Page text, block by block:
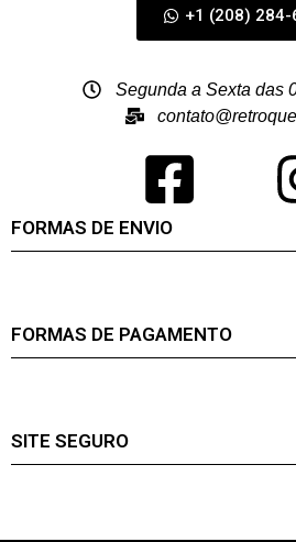
+1 (208) 284-
Segunda a Sexta das
FORMAS DE ENVIO
FORMAS DE PAGAMENTO
SITE SEGURO